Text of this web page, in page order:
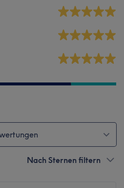
Nach Sternen filtern